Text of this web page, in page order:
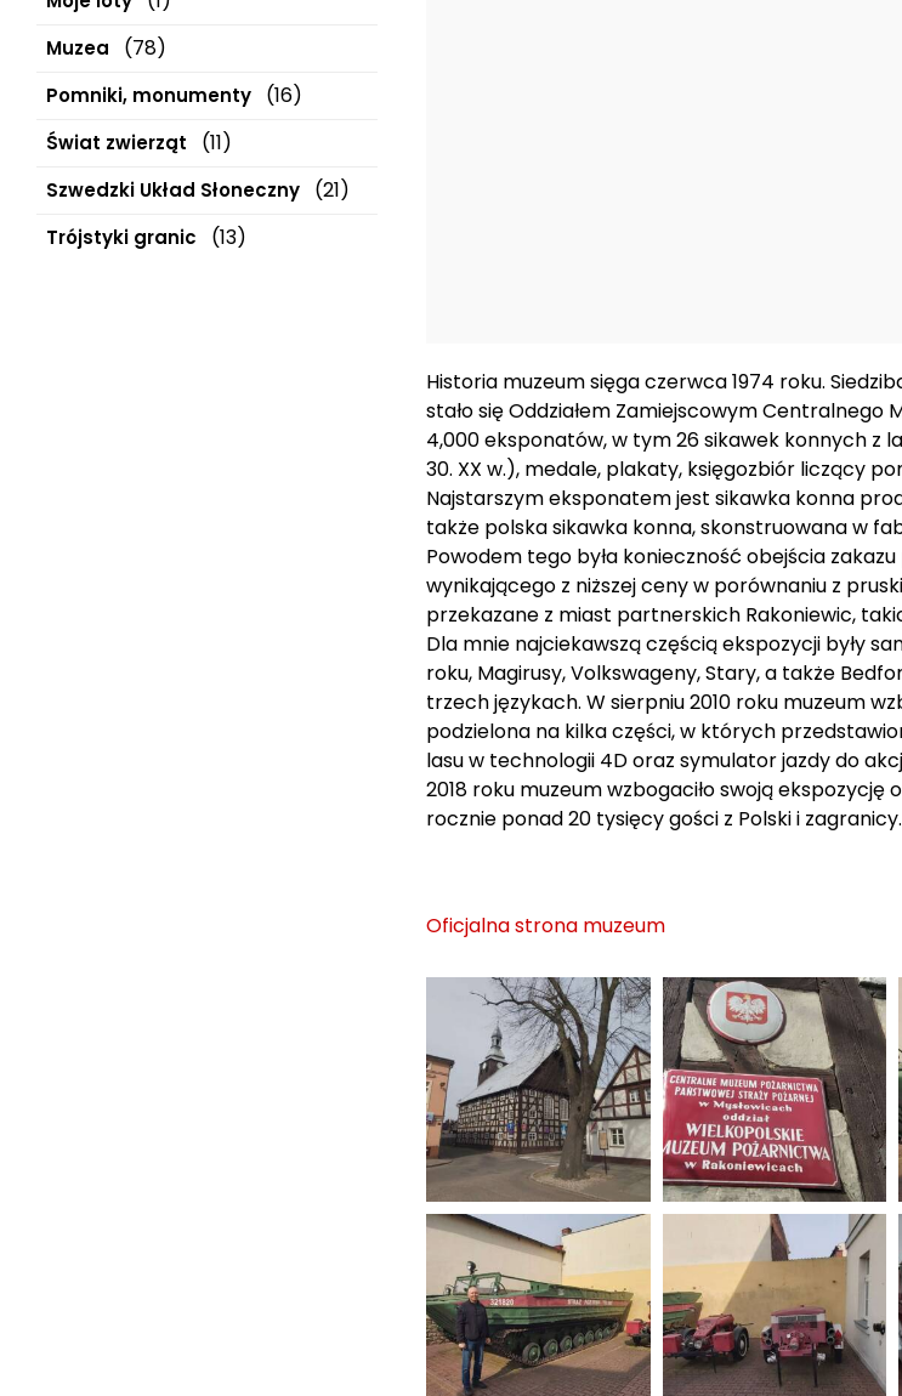
Muzea (78)
Pomniki, monumenty (16)
Świat zwierząt (11)
Szwedzki Układ Słoneczny (21)
Trójstyki granic (13)
Historia muzeum sięga czerwca 1974 roku.
stało się Oddziałem Zamiejscowym
4,000 eksponatów, w tym 26 sikawek konnych z
30. XX w.), medale, plakaty, księgozbiór liczący
Najstarszym eksponatem jest sikawka konna
także polska sikawka konna, skonstruowana w
Powodem tego była konieczność obejścia
wynikającego z niższej ceny w porównaniu z
przekazane z miast partnerskich Rakoniewic,
Dla mnie najciekawszą częścią ekspozycji były
roku, Magirusy, Volkswageny, Stary, a także
trzech językach. W sierpniu 2010 roku muzeum
podzielona na kilka części, w których
lasu w technologii 4D oraz symulator jazdy do
2018 roku muzeum wzbogaciło swoją ekspozycję
rocznie ponad 20 tysięcy gości z Polski i zagranicy.
Oficjalna strona muzeum